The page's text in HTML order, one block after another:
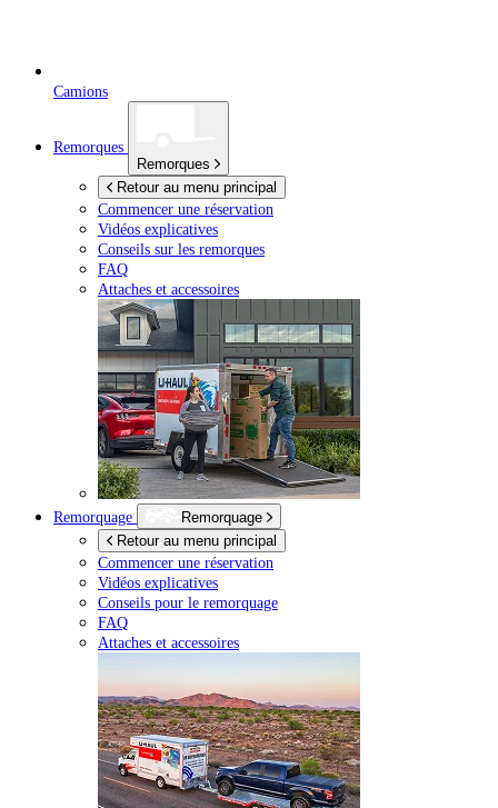
Camions
Remorques
Remorques
Retour au menu principal
Commencer une réservation
Vidéos explicatives
Conseils sur les remorques
FAQ
Attaches et accessoires
Remorquage
Remorquage
Retour au menu principal
Commencer une réservation
Vidéos explicatives
Conseils pour le remorquage
FAQ
Attaches et accessoires